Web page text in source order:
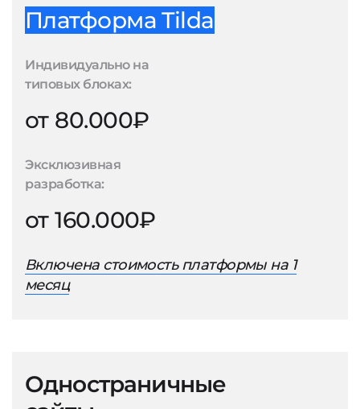
Платформа Tilda
Индивидуально на
типовых блоках:
от 80.000₽
Эксклюзивная
разработка:
от 160.000₽
Включена стоимость платформы на 1
месяц
Одностраничные